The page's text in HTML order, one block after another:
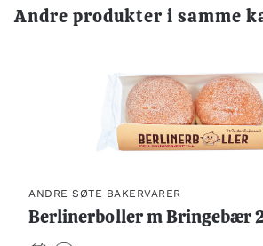
Andre produkter i samme
ANDRE SØTE BAKERVARER
Berlinerboller m Bringebær